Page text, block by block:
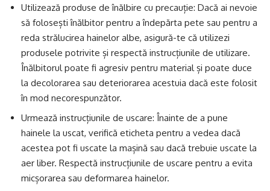
Utilizează produse de înălbire cu precauție: Dacă ai nevoie
să folosești înălbitor pentru a îndepărta pete sau pentru a
reda strălucirea hainelor albe, asigură-te că utilizezi
produsele potrivite și respectă instrucțiunile de utilizare.
Înălbitorul poate fi agresiv pentru material și poate duce
la decolorarea sau deteriorarea acestuia dacă este folosit
în mod necorespunzător.
Urmează instrucțiunile de uscare: Înainte de a pune
hainele la uscat, verifică eticheta pentru a vedea dacă
acestea pot fi uscate la mașină sau dacă trebuie uscate la
aer liber. Respectă instrucțiunile de uscare pentru a evita
micșorarea sau deformarea hainelor.